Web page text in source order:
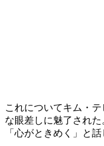
これについてキム・
な眼差しに魅了され
「心がときめく」と